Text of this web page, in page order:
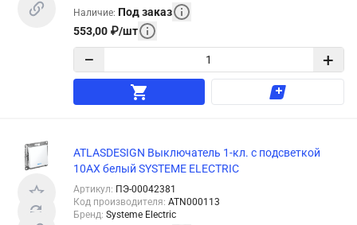
Наличие: Под заказ
553,00 ₽/шт
− +
ATLASDESIGN Выключатель 1-кл. с подсветкой
10АХ белый SYSTEME ELECTRIC
Артикул: ПЭ-00042381
Код производителя: ATN000113
Бренд: Systeme Electric